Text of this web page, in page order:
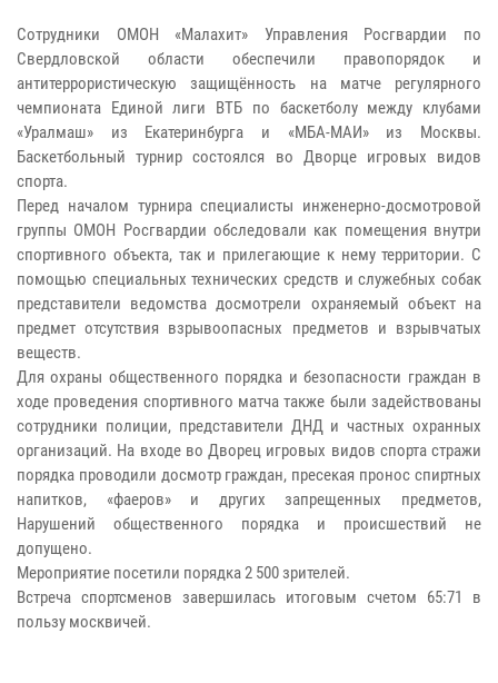
Сотрудники ОМОН «Малахит» Управления Росгвардии по
Свердловской области обеспечили правопорядок и
антитеррористическую защищённость на матче регулярного
чемпионата Единой лиги ВТБ по баскетболу между клубами
«Уралмаш» из Екатеринбурга и «МБА-МАИ» из Москвы.
Баскетбольный турнир состоялся во Дворце игровых видов
спорта.
Перед началом турнира специалисты инженерно-досмотровой
группы ОМОН Росгвардии обследовали как помещения внутри
спортивного объекта, так и прилегающие к нему территории. С
помощью специальных технических средств и служебных собак
представители ведомства досмотрели охраняемый объект на
предмет отсутствия взрывоопасных предметов и взрывчатых
веществ.
Для охраны общественного порядка и безопасности граждан в
ходе проведения спортивного матча также были задействованы
сотрудники полиции, представители ДНД и частных охранных
организаций. На входе во Дворец игровых видов спорта стражи
порядка проводили досмотр граждан, пресекая пронос спиртных
напитков, «фаеров» и других запрещенных предметов,
Нарушений общественного порядка и происшествий не
допущено.
Мероприятие посетили порядка 2 500 зрителей.
Встреча спортсменов завершилась итоговым счетом 65:71 в
пользу москвичей.